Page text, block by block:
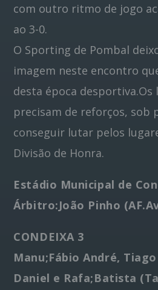
com outro ritmo de jogo
ao 3-0.
O Sporting de Pombal
imagem neste encontro
desta época desportiva.Os
precisam de reforços, sob
conseguir lutar pelos
Divisão de Honra.
Estádio Municipal de
Árbitro:João Pinho
CONDEIXA 3
Manu;Fábio André,
Daniel e Rafa;Batista